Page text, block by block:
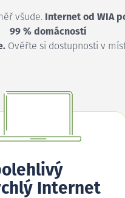
všude. Internet od WIA
99 % domácností
Ověřte si dostupnosti v
Internet